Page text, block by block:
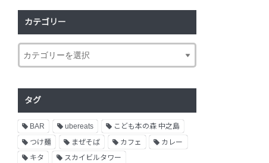
カテゴリー
タグ
BAR ubereats
こども本の森 中之島
つけ麺
まぜそば カフェ
カレー
キタ
スカイビルタワー